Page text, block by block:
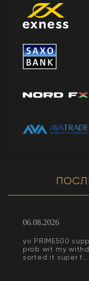
06.08.2026
yo PRIME500
prob wit my
sorted it super f...